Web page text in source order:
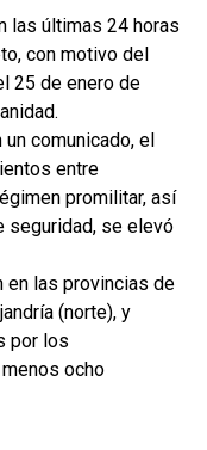
las últimas 24 horas
con motivo del
25 de enero de
comunicado, el
entre
promilitar, así
seguridad, se elevó
en las provincias de
(norte), y
por los
ocho